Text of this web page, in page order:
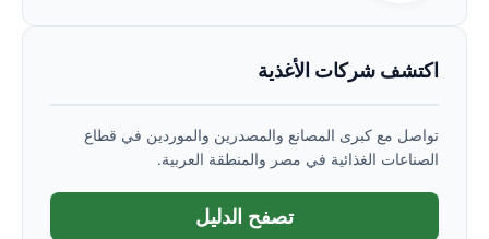
اكتشف شركات الأغذية
تواصل مع كبرى المصانع والمصدرين والموردين في قطاع
الصناعات الغذائية في مصر والمنطقة العربية.
تصفح الدليل